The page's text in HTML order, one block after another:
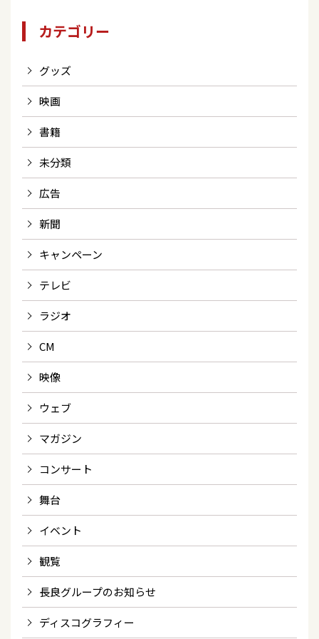
カテゴリー
グッズ
映画
書籍
未分類
広告
新聞
キャンペーン
テレビ
ラジオ
CM
映像
ウェブ
マガジン
コンサート
舞台
イベント
観覧
長良グループのお知らせ
ディスコグラフィー